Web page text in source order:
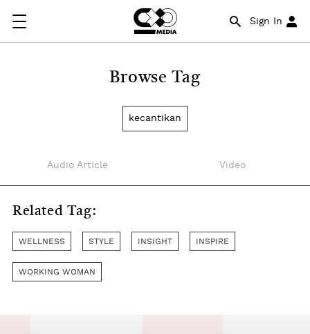
Sign In
Browse Tag
kecantikan
Audio Article Video
Related Tag:
WELLNESS STYLE INSIGHT INSPIRE
WORKING WOMAN